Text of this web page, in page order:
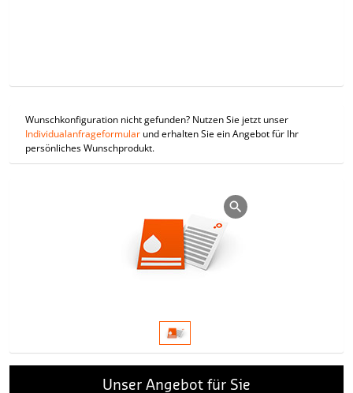
Wunschkonfiguration nicht gefunden? Nutzen Sie jetzt unser
Individualanfrageformular und erhalten Sie ein Angebot für Ihr
persönliches Wunschprodukt.
Unser Angebot für Sie